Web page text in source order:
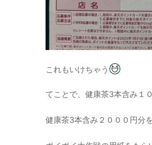
これもいけちゃう
てことで、健康茶3本含み１
健康茶3本含み２０００円分